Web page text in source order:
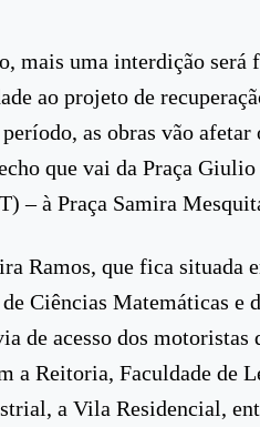
mais uma interdição será
ao projeto de
as obras vão
que vai da Praça
– à Praça Samira
Ramos, que fica situada
Ciências Matemáticas e
de acesso dos motoristas
a Reitoria, Faculdade de
a Vila Residencial,